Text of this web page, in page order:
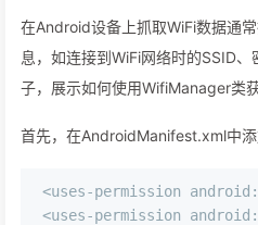
在Android设备上抓取WiFi数据通
息，如连接到WiFi网络时的SSID
子，展示如何使用WifiManager类
首先，在AndroidManifest.xml中添
<uses-permission